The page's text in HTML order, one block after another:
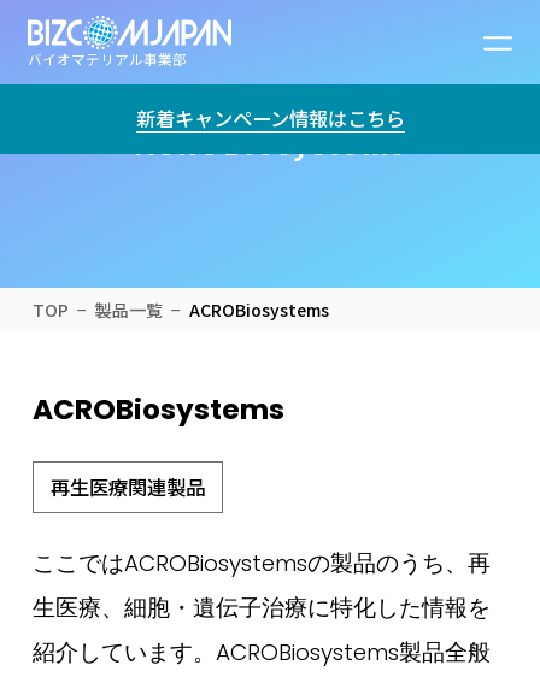
バイオマテリアル事業部
新着キャンペーン情報はこちら
ACROBiosystems
TOP 製品一覧 ACROBiosystems
ACROBiosystems
再生医療関連製品
ここではACROBiosystemsの製品のうち、再
生医療、細胞・遺伝子治療に特化した情報を
紹介しています。ACROBiosystems製品全般